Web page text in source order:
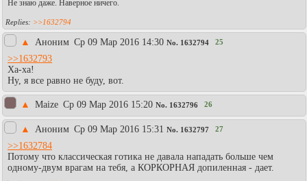
Не знаю даже. Наверное ничего.
>>1632794
▲ Аноним Ср 09 Мар 2016 14:30 No. 1632794 25
>>1632793
Ха-ха!
Ну, я все равно не буду, вот.
▲ Maize Ср 09 Мар 2016 15:20 No. 1632796 26
▲ Аноним Ср 09 Мар 2016 15:31 No. 1632797 27
>>1632784
Потому что классическая готика не давала нападать больше чем
одному-двум врагам на тебя, а КОРКОРНАЯ допиленная - дает.